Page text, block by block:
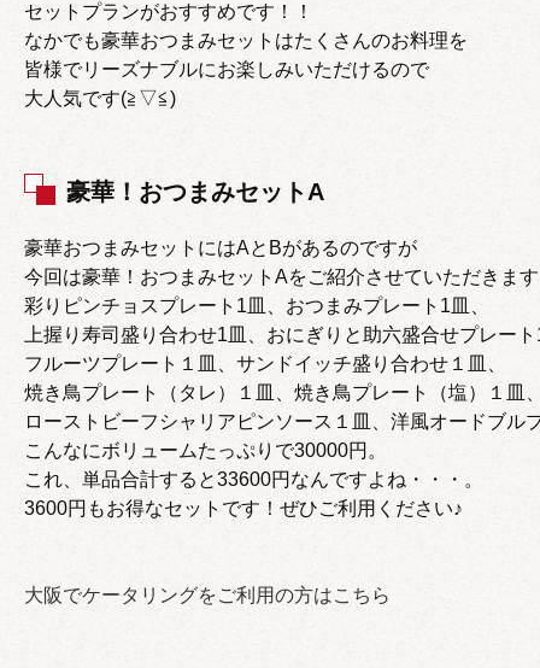
セットプランがおすすめです！！
なかでも豪華おつまみセットはたくさんのお料理を
皆様でリーズナブルにお楽しみいただけるので
大人気です(≧▽≦)
豪華！おつまみセットA
豪華おつまみセットにはAとBがあるのですが
今回は豪華！おつまみセットAをご紹介させていただきま
彩りピンチョスプレート1皿、おつまみプレート1皿、
上握り寿司盛り合わせ1皿、おにぎりと助六盛合せプレー
フルーツプレート１皿、サンドイッチ盛り合わせ１皿、
焼き鳥プレート（タレ）１皿、焼き鳥プレート（塩）１皿
ローストビーフシャリアピンソース１皿、洋風オードブル
こんなにボリュームたっぷりで30000円。
これ、単品合計すると33600円なんですよね・・・。
3600円もお得なセットです！ぜひご利用ください♪
大阪でケータリングをご利用の方はこちら